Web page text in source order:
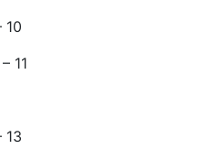
10
11
13